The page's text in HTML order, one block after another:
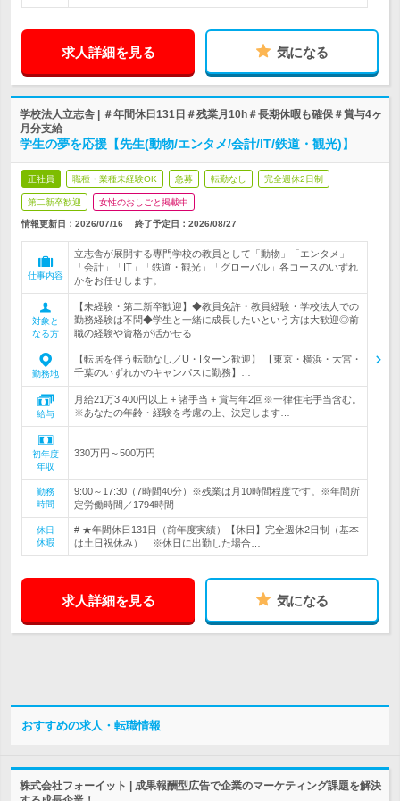
求人詳細を見る 気になる
学校法人立志舎 | ＃年間休日131日＃残業月10h＃長期休暇も確保＃賞与4ヶ
月分支給
学生の夢を応援【先生(動物/エンタメ/会計/IT/鉄道・観光)】
正社員 職種・業種未経験OK 急募 転勤なし 完全週休2日制
第二新卒歓迎 女性のおしごと掲載中
情報更新日：2026/07/16 終了予定日： 2026/08/27
仕事内容
立志舎が展開する専門学校の教員として「動物」「エンタメ」
「会計」「IT」「鉄道・観光」「グローバル」各コースのいずれ
かをお任せします。
対象と
なる方
【未経験・第二新卒歓迎】◆教員免許・教員経験・学校法人での
勤務経験は不問◆学生と一緒に成長したいという方は大歓迎◎前
職の経験や資格が活かせる
勤務地
【転居を伴う転勤なし／U・Iターン歓迎】 【東京・横浜・大宮・
千葉のいずれかのキャンパスに勤務】…
給与
月給21万3,400円以上 + 諸手当 + 賞与年2回※一律住宅手当含む。
※あなたの年齢・経験を考慮の上、決定します…
初年度
年収
330万円～500万円
勤務
時間
9:00～17:30（7時間40分）※残業は月10時間程度です。※年間所
定労働時間／1794時間
休日
休暇
# ★年間休日131日（前年度実績）【休日】完全週休2日制（基本
は土日祝休み） ※休日に出勤した場合…
求人詳細を見る 気になる
おすすめの求人・転職情報
株式会社フォーイット | 成果報酬型広告で企業のマーケティング課題を解決